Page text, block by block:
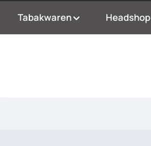
Tabakwaren Headshop